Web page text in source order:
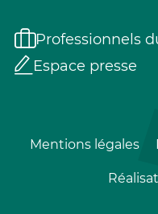
Professionnels
Espace presse
Mentions légales